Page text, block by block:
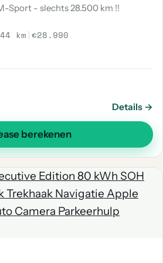
Sport - slechts 28.500 km !!
km |€28.990
Details →
berekenen